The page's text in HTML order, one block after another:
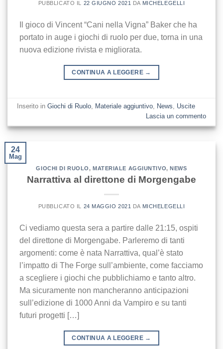
PUBBLICATO IL 22 GIUGNO 2021 DA MICHELEGELLI
Il gioco di Vincent “Cani nella Vigna” Baker che ha
portato in auge i giochi di ruolo per due, torna in una
nuova edizione rivista e migliorata.
CONTINUA A LEGGERE →
Inserito inGiochi di Ruolo Materiale aggiuntivo News
Uscite
Lascia un commento
24
Mag
GIOCHI DI RUOLO, MATERIALE AGGIUNTIVO,NEWS
Narrattiva al direttone di Morgengabe
PUBBLICATO IL 24 MAGGIO 2021 DA MICHELEGELLI
Ci vediamo questa sera a partire dalle 21:15, ospiti
del direttone di Morgengabe. Parleremo di tanti
argomenti: come è nata Narrattiva, qual’è stato
l’impatto di The Forge sull’ambiente, come facciamo
a scegliere i giochi che pubblichiamo e tanto altro.
Ma sicuramente non mancheranno anticipazioni
sull’edizione di 1000 Anni da Vampiro e su tanti
futuri progetti […]
CONTINUA A LEGGERE →